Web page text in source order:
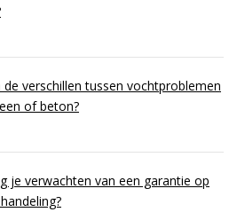
de verschillen tussen vochtproblemen
of beton?
je verwachten van een garantie op